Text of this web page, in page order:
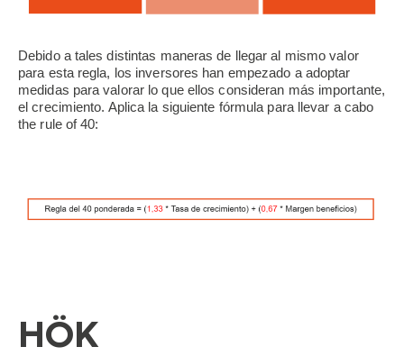
Debido a tales distintas maneras de llegar al mismo valor
para esta regla, los inversores han empezado a adoptar
medidas para valorar lo que ellos consideran más importante,
el crecimiento. Aplica la siguiente fórmula para llevar a cabo
the rule of 40:
HÖK